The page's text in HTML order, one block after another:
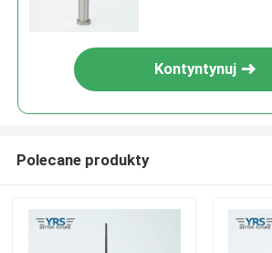
Kontyntynuj
Polecane produkty